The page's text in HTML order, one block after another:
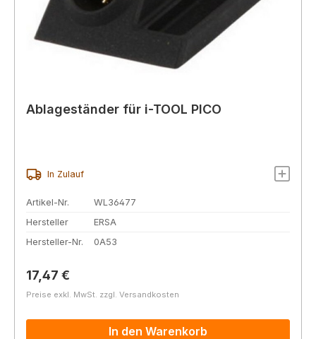
Ablageständer für i-TOOL PICO
In Zulauf
Artikel-Nr.
WL36477
Hersteller
ERSA
Hersteller-Nr.
0A53
Regulärer Preis:
17,47 €
Preise exkl. MwSt. zzgl. Versandkosten
In den Warenkorb